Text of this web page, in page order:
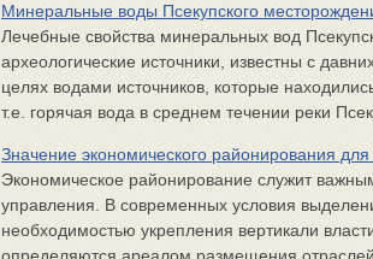
Минеральные воды Псекупского
Лечебные свойства минеральных вод
археологические источники, известны с
целях водами источников, которые
т.е. горячая вода в среднем течении реки
Значение экономического районирования
Экономическое районирование служит
управления. В современных условия
необходимостью укрепления вертикали